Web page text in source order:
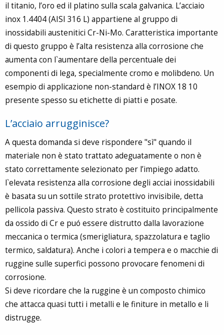
il titanio, l’oro ed il platino sulla scala galvanica. L’acciaio
inox 1.4404 (AISI 316 L) appartiene al gruppo di
inossidabili austenitici Cr-Ni-Mo. Caratteristica importante
di questo gruppo è l’alta resistenza alla corrosione che
aumenta con l`aumentare della percentuale dei
componenti di lega, specialmente cromo e molibdeno. Un
esempio di applicazione non-standard è l’INOX 18 10
presente spesso su etichette di piatti e posate.
L’acciaio arrugginisce?
A questa domanda si deve rispondere "sì" quando il
materiale non è stato trattato adeguatamente o non è
stato correttamente selezionato per l’impiego adatto.
l`elevata resistenza alla corrosione degli acciai inossidabili
è basata su un sottile strato protettivo invisibile, detta
pellicola passiva. Questo strato è costituito principalmente
da ossido di Cr e puó essere distrutto dalla lavorazione
meccanica o termica (smerigliatura, spazzolatura e taglio
termico, saldatura). Anche i colori a tempera e o macchie di
ruggine sulle superfici possono provocare fenomeni di
corrosione.
Si deve ricordare che la ruggine è un composto chimico
che attacca quasi tutti i metalli e le finiture in metallo e li
distrugge.